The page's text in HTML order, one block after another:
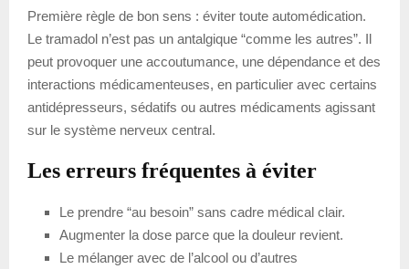
Première règle de bon sens : éviter toute automédication.
Le tramadol n’est pas un antalgique “comme les autres”. Il
peut provoquer une accoutumance, une dépendance et des
interactions médicamenteuses, en particulier avec certains
antidépresseurs, sédatifs ou autres médicaments agissant
sur le système nerveux central.
Les erreurs fréquentes à éviter
Le prendre “au besoin” sans cadre médical clair.
Augmenter la dose parce que la douleur revient.
Le mélanger avec de l’alcool ou d’autres